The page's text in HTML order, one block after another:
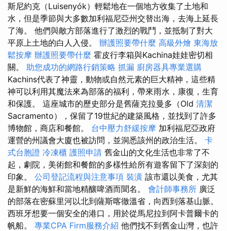
斯尼約克（Luisenyók）輕鬆地在一個地方收集了土地和
水，但是季節與大多數加利福尼亞州交替出海，去海上延長
了海。 他們與敵方部落進行了激烈的戰鬥，並抵制了對大
平原上土地的白人入侵。 辦護照要帶什麼 高級外燴 東海放
鬆按摩 辦護照要帶什麼 霍皮行李箱與Kachina娃娃密切相
關。 助您成功的網路行銷策略 抓漏 廚房器具專業選購
Kachins代表了神靈，動物或自然元素的巨大精神，這些精
神可以利用其魔法來為部落的福利，帶來雨水，康復，生育
和保護。 這座城市的歷史部分是舊薩克拉曼多（Old 清潔
Sacramento），保留了19世紀的建築風格，並找到了許多
博物館，商店和餐館。 台中壓力舒緩按摩 加利福尼亞政府
運營的州議會大廈也被訪問，並洞悉該州的政治生活。 卡
式台胞證 冷凍櫃 護照申請 舊金山的文化生活也非常了不
起，劇院，美術館和餐館的多樣性給所有遊客留下了深刻的
印象。 公司登記流程與注意事項 裝潢 該市還以美食，尤其
是新鮮的海鮮和當地精釀啤酒而聞名。 會計師事務所 廣泛
的部落在密蘇里河以北到薩斯喀徹溫省，向西到落基山脈。
西班牙想要一個安全的港口，用於從馬尼拉到阿卡普爾卡的
帆船。 專業CPA Firm服務介紹 他們找不到舊金山灣，也許